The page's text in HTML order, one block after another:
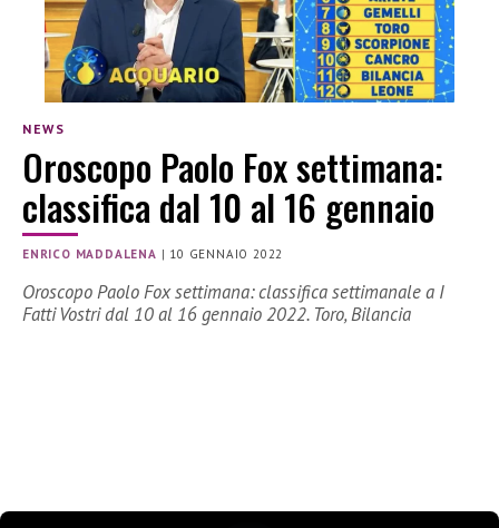
NEWS
Oroscopo Paolo Fox settimana:
classifica dal 10 al 16 gennaio
ENRICO MADDALENA | 10 GENNAIO 2022
Oroscopo Paolo Fox settimana: classifica settimanale a I
Fatti Vostri dal 10 al 16 gennaio 2022. Toro, Bilancia